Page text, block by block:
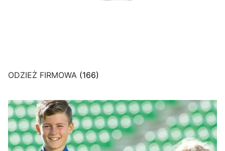
ODZIEŻ FIRMOWA (166)